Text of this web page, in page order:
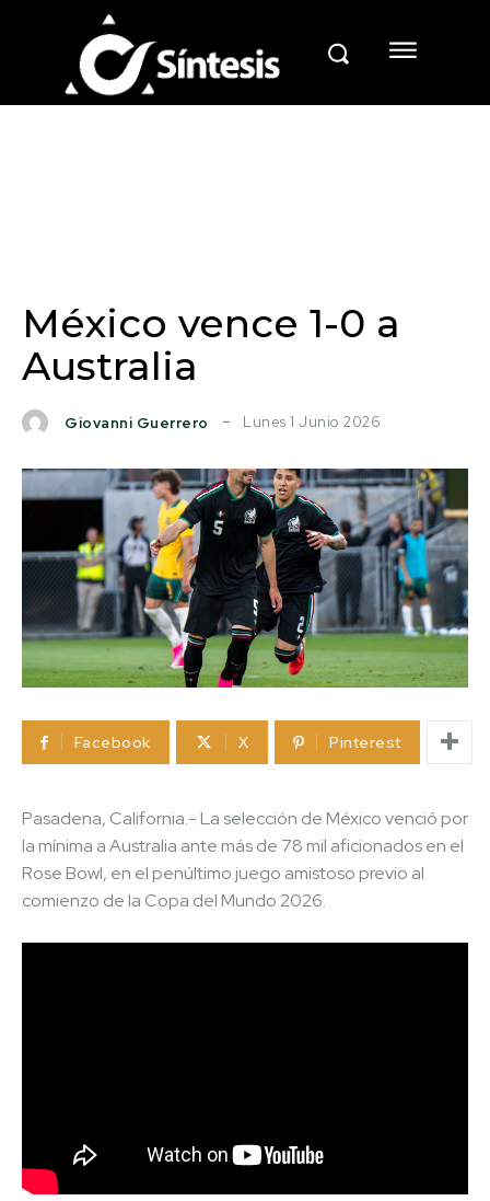
México vence 1-0 a
Australia
Giovanni Guerrero Lunes 1 Junio 2026
Facebook X Pinterest
Pasadena, California.- La selección de México venció por
la mínima a Australia ante más de 78 mil aficionados en el
Rose Bowl, en el penúltimo juego amistoso previo al
comienzo de la Copa del Mundo 2026.